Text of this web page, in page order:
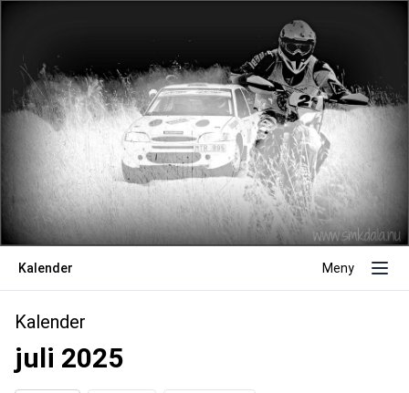
Kalender Meny
Kalender
juli 2025